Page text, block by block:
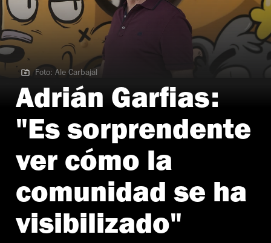
Foto: Ale Carbajal
Foto: Ale Carbajal
Adrián Garfias:
"Es sorprendente
ver cómo la
comunidad se ha
visibilizado"